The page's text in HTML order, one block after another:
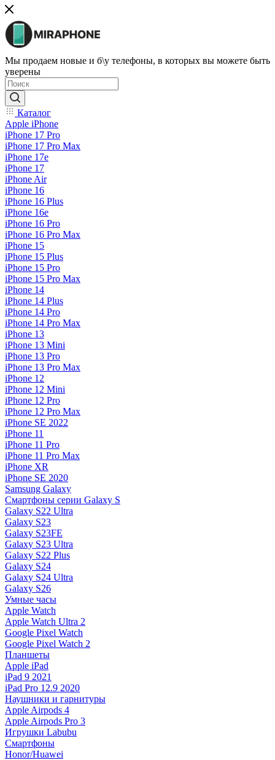
Мы продаем новые и б\у телефоны, в которых вы можете быть
уверены
Каталог
Apple iPhone
iPhone 17 Pro
iPhone 17 Pro Max
iPhone 17e
iPhone 17
iPhone Air
iPhone 16
iPhone 16 Plus
iPhone 16e
iPhone 16 Pro
iPhone 16 Pro Max
iPhone 15
iPhone 15 Plus
iPhone 15 Pro
iPhone 15 Pro Max
iPhone 14
iPhone 14 Plus
iPhone 14 Pro
iPhone 14 Pro Max
iPhone 13
iPhone 13 Mini
iPhone 13 Pro
iPhone 13 Pro Max
iPhone 12
iPhone 12 Mini
iPhone 12 Pro
iPhone 12 Pro Max
iPhone SE 2022
iPhone 11
iPhone 11 Pro
iPhone 11 Pro Max
iPhone XR
iPhone SE 2020
Samsung Galaxy
Смартфоны серии Galaxy S
Galaxy S22 Ultra
Galaxy S23
Galaxy S23FE
Galaxy S23 Ultra
Galaxy S22 Plus
Galaxy S24
Galaxy S24 Ultra
Galaxy S26
Умные часы
Apple Watch
Apple Watch Ultra 2
Google Pixel Watch
Google Pixel Watch 2
Планшеты
Apple iPad
iPad 9 2021
iPad Pro 12.9 2020
Наушники и гарнитуры
Apple Airpods 4
Apple Airpods Pro 3
Игрушки Labubu
Смартфоны
Honor/Huawei